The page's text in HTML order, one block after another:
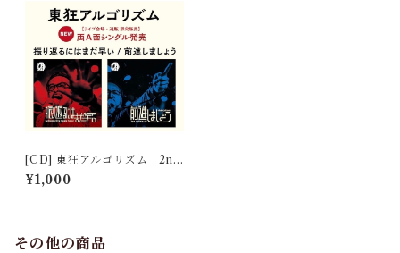
[CD] 東狂アルゴリズム 2nd
single "振り返るにはまだ早い
／前進しましょう"
¥1,000
その他の商品